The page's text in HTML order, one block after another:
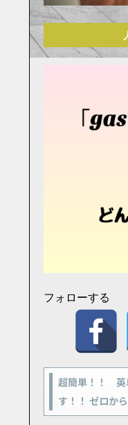
フォローする
超簡単！！ 英
す！！ ゼロか